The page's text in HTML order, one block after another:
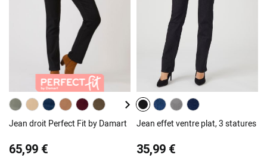
Jean droit Perfect Fit by Damart
65,99 €
Jean effet ventre plat, 3 statures
35,99 €